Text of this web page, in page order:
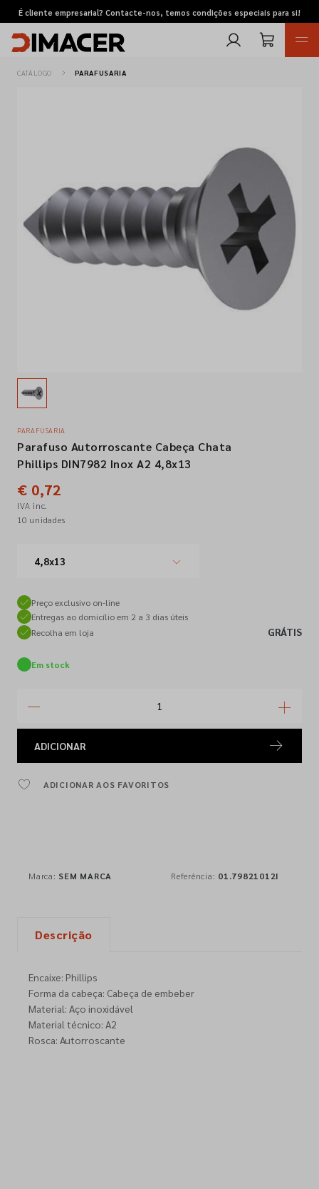
É cliente empresarial? Contacte-nos, temos condições especiais para si!
Retomas
Pedidos de cotação
Contactos
Siga-nos nas redes sociais
CATÁLOGO PARAFUSARIA
PARAFUSARIA
Parafuso Autorroscante Cabeça Chata
Phillips DIN7982 Inox A2 4,8x13
€ 0,72
IVA inc.
10 unidades
4,8x13
Preço exclusivo on-line
Entregas ao domicílio em 2 a 3 dias úteis
Recolha em loja
GRÁTIS
Em stock
ADICIONAR
ADICIONAR AOS FAVORITOS
Marca: SEM MARCA Referência: 01.79821012I
Descrição
Encaixe: Phillips
Forma da cabeça: Cabeça de embeber
Material: Aço inoxidável
Material técnico: A2
Rosca: Autorroscante